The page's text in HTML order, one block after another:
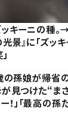
キーニの種
景』に「ズッ
孫娘が帰省
見つけた“ま
！」「最高の孫